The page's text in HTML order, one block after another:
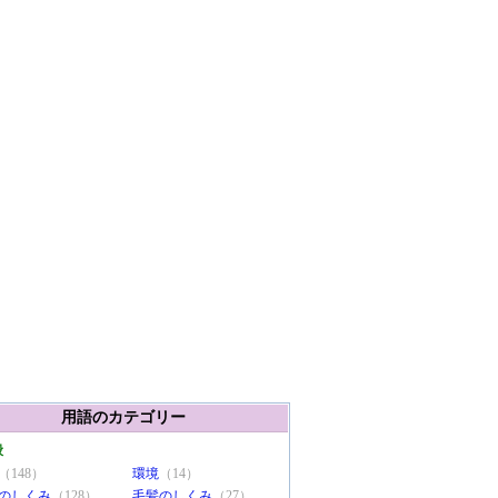
用語のカテゴリー
（148） 環境 （14）